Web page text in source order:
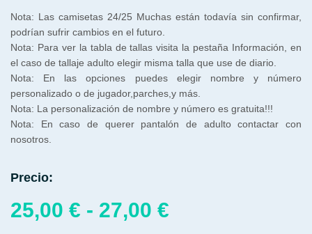
Nota: Las camisetas 24/25 Muchas están todavía sin confirmar,
podrían sufrir cambios en el futuro.
Nota: Para ver la tabla de tallas visita la pestaña Información, en
el caso de tallaje adulto elegir misma talla que use de diario.
Nota: En las opciones puedes elegir nombre y número
personalizado o de jugador,parches,y más.
Nota: La personalización de nombre y número es gratuita!!!
Nota: En caso de querer pantalón de adulto contactar con
nosotros.
Precio:
25,00 € - 27,00 €